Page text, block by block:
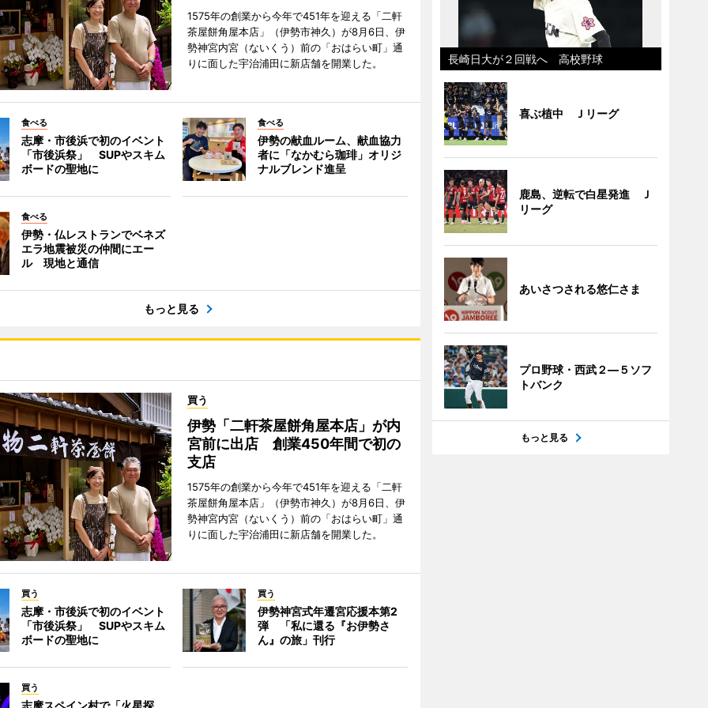
1575年の創業から今年で451年を迎える「二軒
茶屋餅角屋本店」（伊勢市神久）が8月6日、伊
勢神宮内宮（ないくう）前の「おはらい町」通
りに面した宇治浦田に新店舗を開業した。
食べる
志摩・市後浜で初のイベント
「市後浜祭」 SUPやスキム
ボードの聖地に
食べる
伊勢の献血ルーム、献血協力
者に「なかむら珈琲」オリジ
ナルブレンド進呈
食べる
伊勢・仏レストランでベネズ
エラ地震被災の仲間にエー
ル 現地と通信
もっと見る
買う
伊勢「二軒茶屋餅角屋本店」が内
宮前に出店 創業450年間で初の
支店
1575年の創業から今年で451年を迎える「二軒
茶屋餅角屋本店」（伊勢市神久）が8月6日、伊
勢神宮内宮（ないくう）前の「おはらい町」通
りに面した宇治浦田に新店舗を開業した。
買う
志摩・市後浜で初のイベント
「市後浜祭」 SUPやスキム
ボードの聖地に
買う
伊勢神宮式年遷宮応援本第2
弾 「私に還る『お伊勢さ
ん』の旅」刊行
買う
志摩スペイン村で「火星探
長崎日大が２回戦へ 高校野球
喜ぶ植中 Ｊリーグ
鹿島、逆転で白星発進 Ｊ
リーグ
あいさつされる悠仁さま
プロ野球・西武２―５ソフ
トバンク
もっと見る